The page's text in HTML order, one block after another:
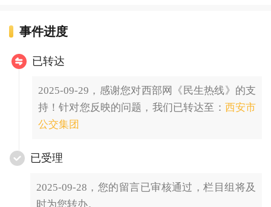
事件进度
已转达
2025-09-29，感谢您对西部网《民生热线》的支
持！针对您反映的问题，我们已转达至： 西安市
公交集团
已受理
2025-09-28，您的留言已审核通过，栏目组将及
时为您转办。